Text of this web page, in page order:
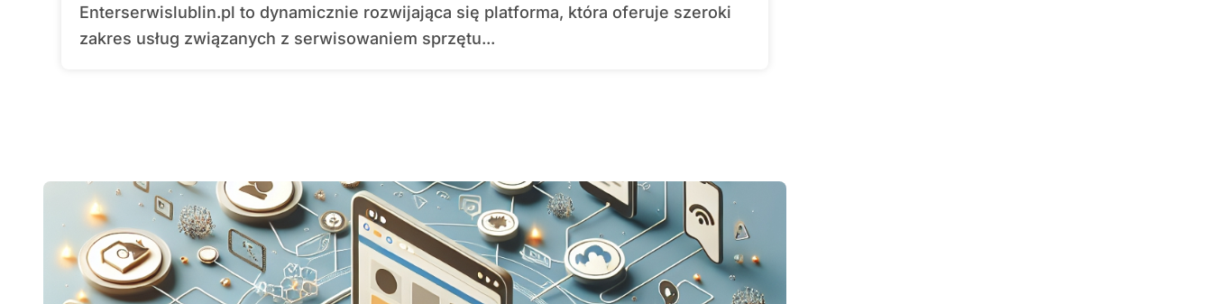
Enterserwislublin.pl to dynamicznie rozwijająca się platforma, która oferuje szeroki
zakres usług związanych z serwisowaniem sprzętu...